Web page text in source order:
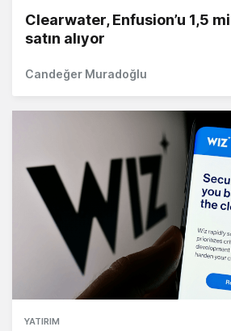
Clearwater, Enfusion’u 1,5
satın alıyor
Candeğer Muradoğlu
YATIRIM